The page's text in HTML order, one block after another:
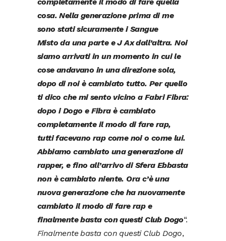
cosa. Nella generazione prima di me
sono stati sicuramente i Sangue
Misto da una parte e J Ax dall’altra. Noi
siamo arrivati in un momento in cui le
cose andavano in una direzione sola,
dopo di noi è cambiato tutto. Per quello
ti dico che mi sento vicino a Fabri Fibra:
dopo i Dogo e Fibra è cambiato
completamente il modo di fare rap,
tutti facevano rap come noi o come lui.
Abbiamo cambiato una generazione di
rapper, e fino all’arrivo di Sfera Ebbasta
non è cambiato niente. Ora c’è una
nuova generazione che ha nuovamente
cambiato il modo di fare rap e
finalmente basta con questi Club Dogo“.
Finalmente basta con questi Club Dogo,